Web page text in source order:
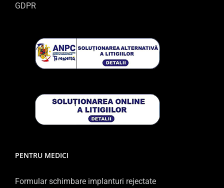
GDPR
PENTRU MEDICI
Formular schimbare implanturi rejectate